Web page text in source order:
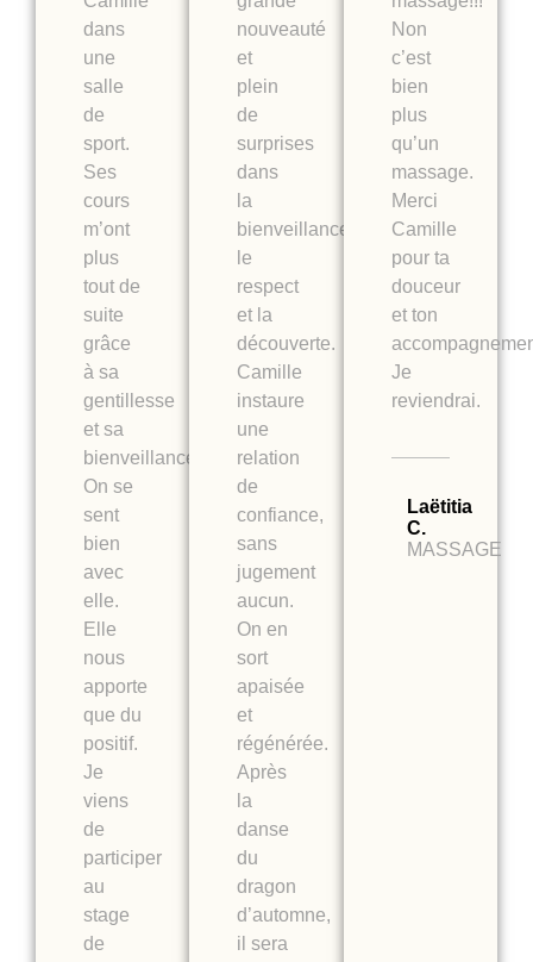
dans
une
salle
de
sport.
Ses
cours
m’ont
plus
tout de
suite
grâce
à sa
gentillesse
et sa
bienveillance.
On se
sent
bien
avec
elle.
Elle
nous
apporte
que du
positif.
Je
viens
de
participer
au
stage
de
nouveauté
et
plein
de
surprises
dans
la
bienveillance,
le
respect
et la
découverte.
Camille
instaure
une
relation
de
confiance,
sans
jugement
aucun.
On en
sort
apaisée
et
régénérée.
Après
la
danse
du
dragon
d’automne,
il sera
Non
c’est
bien
plus
qu’un
massage.
Merci
Camille
pour ta
douceur
et ton
Je
reviendrai.
Laëtitia
C.
MASSAGE